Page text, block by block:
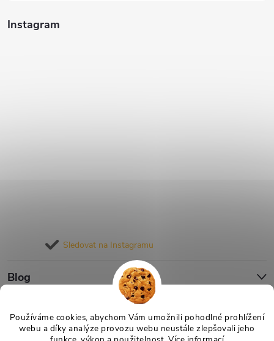
Používáme cookies, abychom Vám umožnili pohodlné prohlížení
webu a díky analýze provozu webu neustále zlepšovali jeho
Instagram
Sledovat na Instagramu
Blog
Informace pro vás